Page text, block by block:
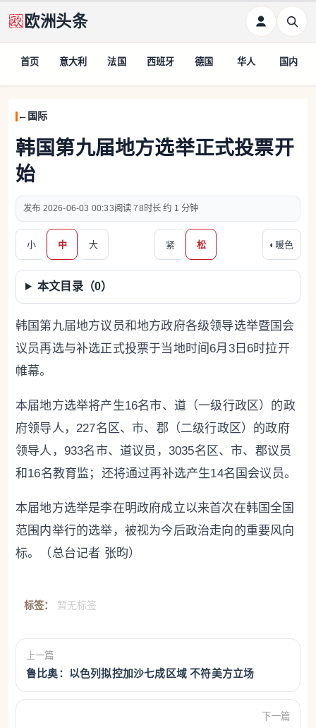
欧洲头条
首页 意大利 法国 西班牙 德国 华人 国内
国际
韩国第九届地方选举正式投票开
始
2026-06-03 00:33 78 约 1 分钟
小 中 大 紧 松 ◐ 暖色
本文目录（0）
韩国第九届地方议员和地方政府各级领导选举暨国会
议员再选与补选正式投票于当地时间6月3日6时拉开
帷幕。
本届地方选举将产生16名市、道（一级行政区）的政
府领导人，227名区、市、郡（二级行政区）的政府
领导人，933名市、道议员，3035名区、市、郡议员
和16名教育监；还将通过再补选产生14名国会议员。
本届地方选举是李在明政府成立以来首次在韩国全国
范围内举行的选举，被视为今后政治走向的重要风向
标。（总台记者 张昀）
标签： 暂无标签
上一篇
鲁比奥：以色列拟控加沙七成区域 不符美方立场
下一篇